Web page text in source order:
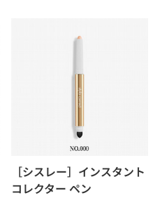
［シスレー］インスタント
コレクター ペン